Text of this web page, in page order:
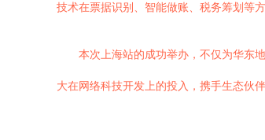
技术在票据识别、智能做账、税务筹划等
本次上海站的成功举办，不仅为华东
大在网络科技开发上的投入，携手生态伙